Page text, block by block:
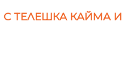
ТЕЛЕШКА КАЙМА И